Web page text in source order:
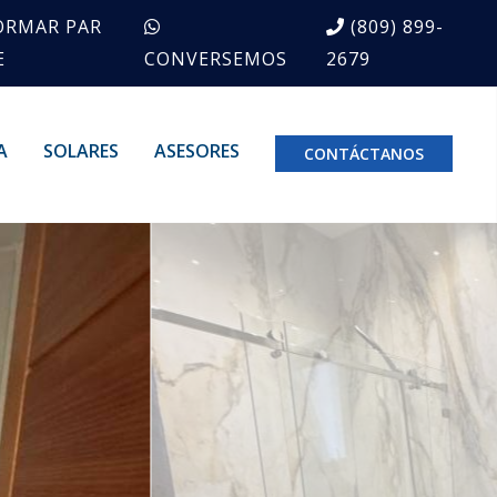
PAR
CONVERSEMOS
(809) 899-
2679
SOLARES ASESORES CONTÁCTANOS